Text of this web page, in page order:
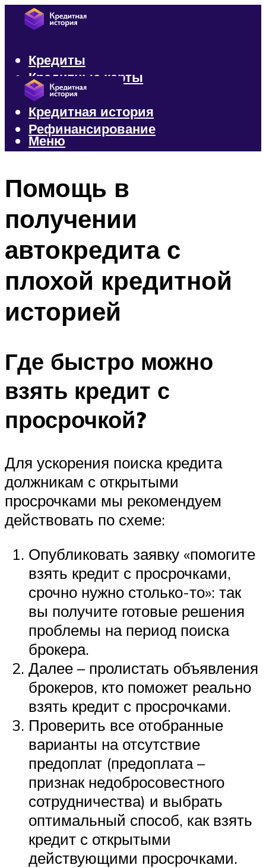
Кредиты
Кредитные карты
Микрозаймы
Кредитная история
Рефинансирование
Меню
Помощь в
получении
автокредита с
плохой кредитной
историей
Где быстро можно
взять кредит с
просрочкой?
Для ускорения поиска кредита
должникам с открытыми
просрочками мы рекомендуем
действовать по схеме:
Опубликовать заявку «помогите
взять кредит с просрочками,
срочно нужно столько-то»: так
вы получите готовые решения
проблемы на период поиска
брокера.
Далее – пролистать объявления
брокеров, кто поможет реально
взять кредит с просрочками.
Проверить все отобранные
варианты на отсутствие
предоплат (предоплата –
признак недобросовестного
сотрудничества) и выбрать
оптимальный способ, как взять
кредит с открытыми
действующими просрочками.